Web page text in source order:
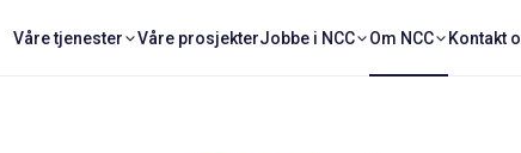
Våre tjenester Våre prosjekterJobbe i NCC Om NCC Kontakt